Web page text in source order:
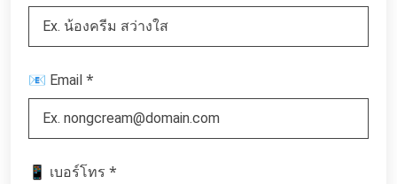
📧 Email *
📱 เบอร์โทร *